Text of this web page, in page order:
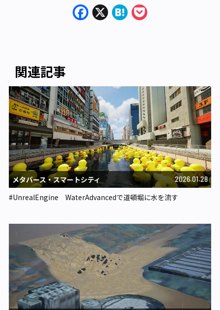
Facebook
X Hatena
関連記事
メタバース・スマートシティ​ 2026.01.28
#UnrealEngine WaterAdvancedで道頓堀に水を流す